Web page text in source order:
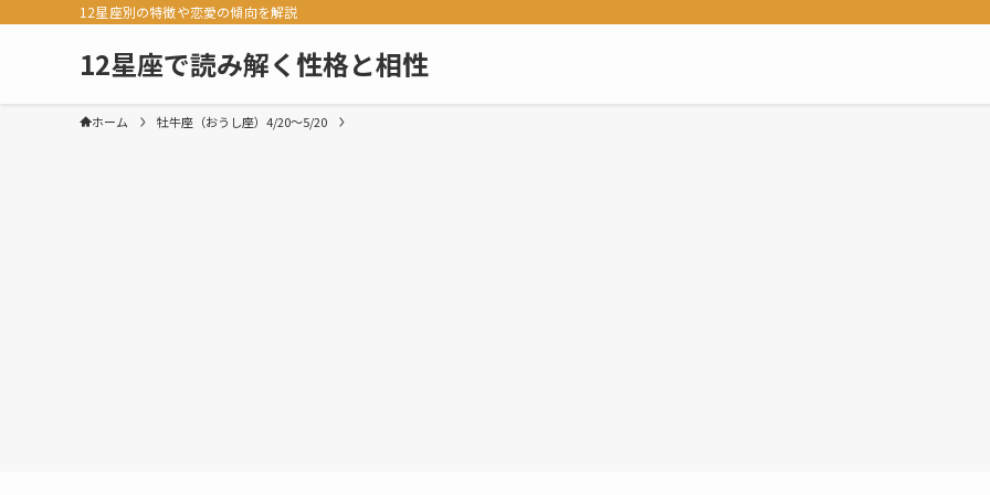
12星座別の特徴や恋愛の傾向を解説
12星座で読み解く性格と相性
ホーム 牡牛座（おうし座）4/20～5/20